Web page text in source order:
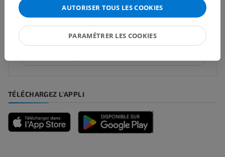
Vous avez vu une erreur ?
N’hésitez pas à nous suggérer une correction, une
traduction, une amélioration de contenu.
TÉLÉCHARGEZ L'APPLI
AUTORISER TOUS LES COOKIES
PARAMÉTRER LES COOKIES